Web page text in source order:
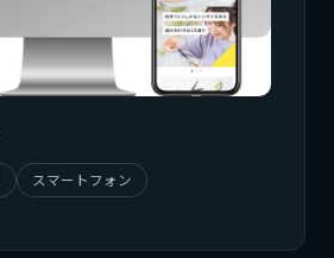
スマートフォン